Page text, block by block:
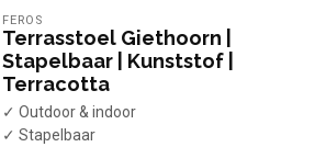
FEROS
Terrasstoel Giethoorn |
Stapelbaar | Kunststof |
Terracotta
✓ Outdoor & indoor
✓ Stapelbaar